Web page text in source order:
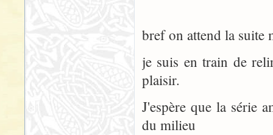
bref on attend la suite
je suis en train de
plaisir.
J'espère que la série
du milieu